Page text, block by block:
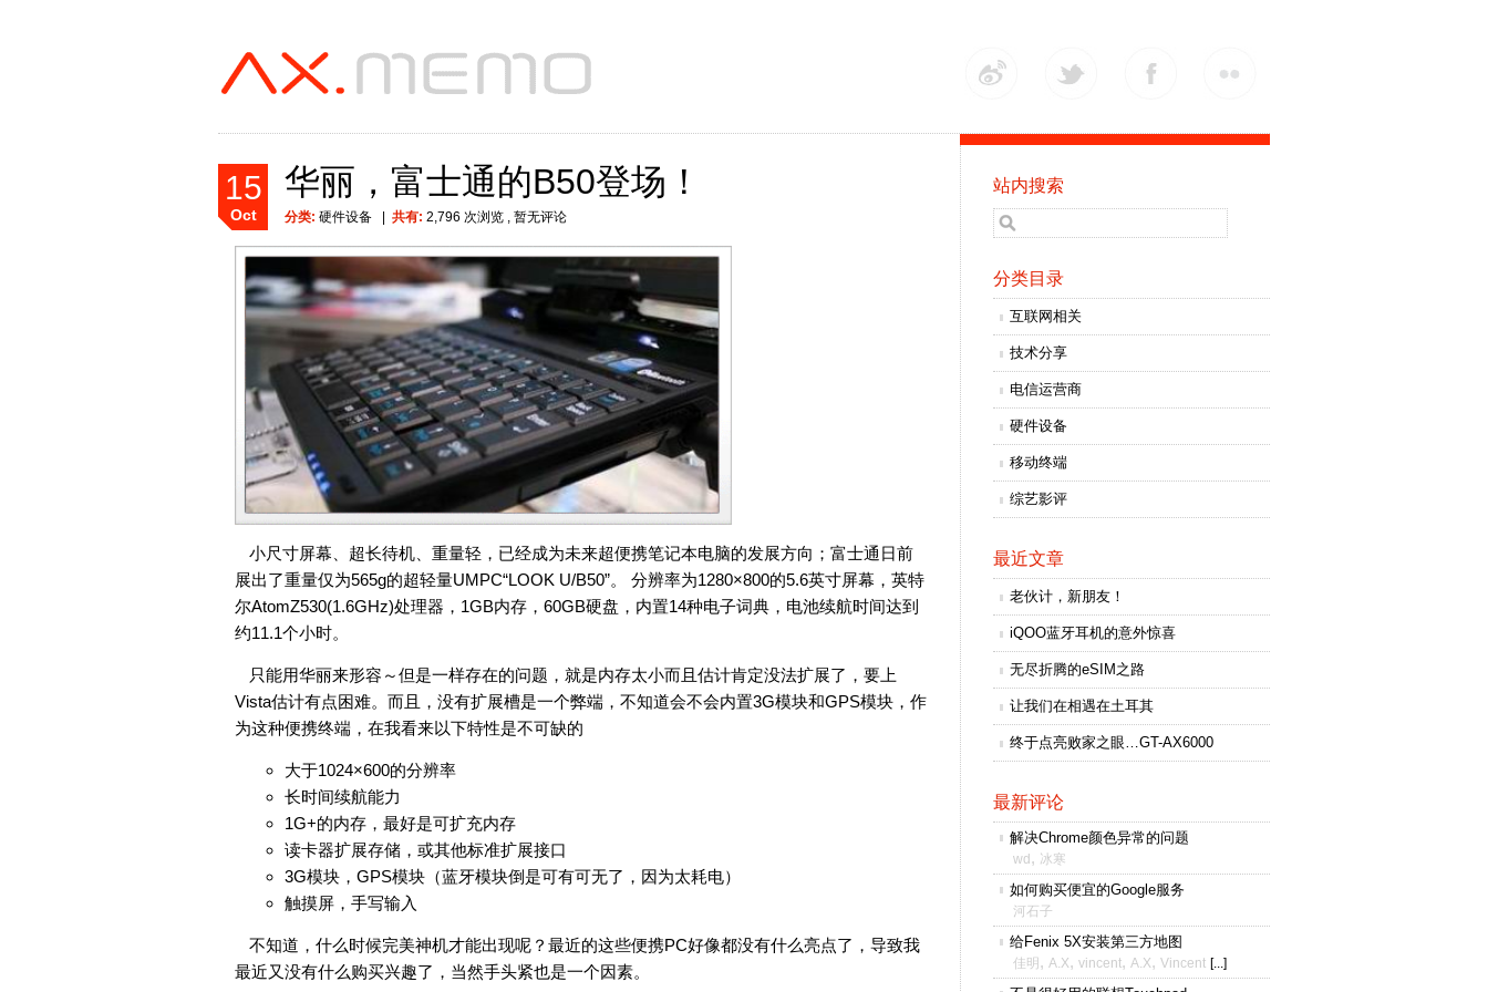
15
Oct
华丽，富士通的B50登场！
分类: 硬件设备 共有: 2,796 次浏览 , 暂无评论
小尺寸屏幕、超长待机、重量轻，已经成为未来超便携笔记本电脑的发展方向；富士通日前
展出了重量仅为565g的超轻量UMPC“LOOK U/B50”。 分辨率为1280×800的5.6英寸屏幕，英特
尔AtomZ530(1.6GHz)处理器，1GB内存，60GB硬盘，内置14种电子词典，电池续航时间达到
约11.1个小时。
只能用华丽来形容～但是一样存在的问题，就是内存太小而且估计肯定没法扩展了，要上
Vista估计有点困难。而且，没有扩展槽是一个弊端，不知道会不会内置3G模块和GPS模块，作
为这种便携终端，在我看来以下特性是不可缺的
大于1024×600的分辨率
长时间续航能力
1G+的内存，最好是可扩充内存
读卡器扩展存储，或其他标准扩展接口
3G模块，GPS模块（蓝牙模块倒是可有可无了，因为太耗电）
触摸屏，手写输入
不知道，什么时候完美神机才能出现呢？最近的这些便携PC好像都没有什么亮点了，导致我
最近又没有什么购买兴趣了，当然手头紧也是一个因素。
站内搜索
分类目录
互联网相关
技术分享
电信运营商
硬件设备
移动终端
综艺影评
最近文章
老伙计，新朋友！
iQOO蓝牙耳机的意外惊喜
无尽折腾的eSIM之路
让我们在相遇在土耳其
终于点亮败家之眼…GT-AX6000
最新评论
解决Chrome颜色异常的问题
wd , 冰寒
如何购买便宜的Google服务
河石子
给Fenix 5X安装第三方地图
佳明 , A.X, vincent, A.X, Vincent [...]